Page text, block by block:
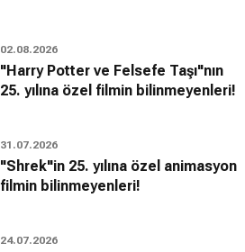
02.08.2026
"Harry Potter ve Felsefe Taşı"nın
25. yılına özel filmin bilinmeyenleri!
31.07.2026
"Shrek"in 25. yılına özel animasyon
filmin bilinmeyenleri!
24.07.2026